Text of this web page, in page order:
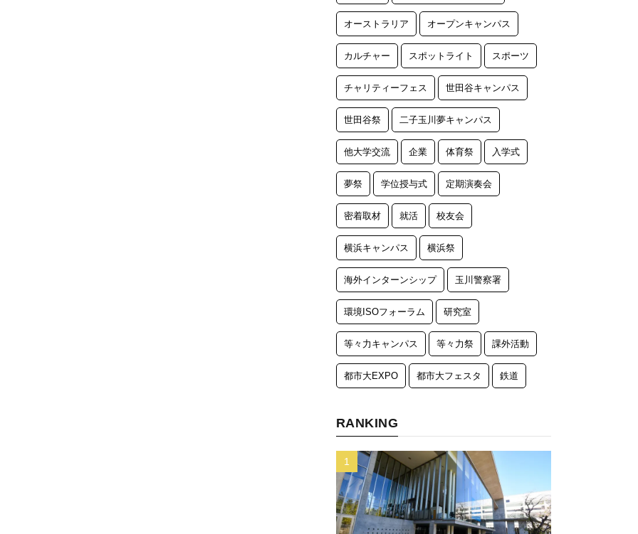
オーストラリア オープンキャンパス
カルチャー スポットライト スポーツ
チャリティーフェス 世田谷キャンパス
世田谷祭 二子玉川夢キャンパス
他大学交流 企業 体育祭 入学式
夢祭 学位授与式 定期演奏会
密着取材 就活 校友会
横浜キャンパス 横浜祭
海外インターンシップ 玉川警察署
環境ISOフォーラム 研究室
等々力キャンパス 等々力祭 課外活動
都市大EXPO 都市大フェスタ 鉄道
RANKING